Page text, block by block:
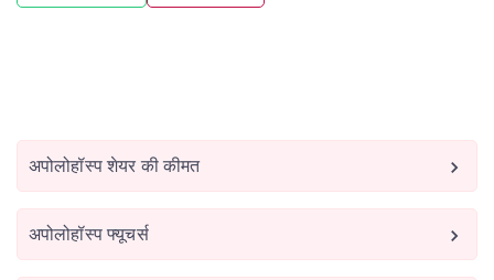
अपोलोहॉस्प शेयर की कीमत
अपोलोहॉस्प फ्यूचर्स